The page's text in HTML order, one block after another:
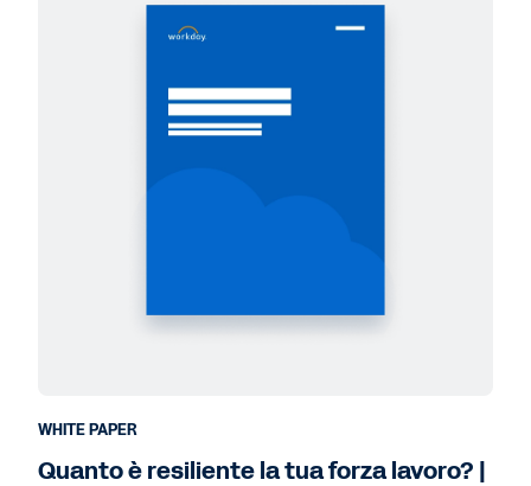
WHITE PAPER
Quanto è resiliente la tua forza lavoro? |